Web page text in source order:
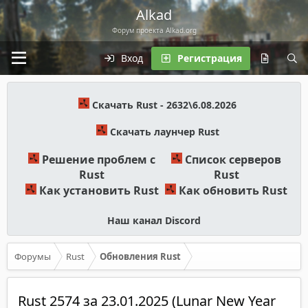
Alkad
Форум проекта Alkad.org
Вход Регистрация
Скачать Rust - 2632\6.08.2026
Скачать лаунчер Rust
Решение проблем с
Rust
Список серверов
Rust
Как установить Rust
Как обновить Rust
Наш канал Discord
Форумы Rust Обновления Rust
Rust 2574 за 23.01.2025 (Lunar New Year